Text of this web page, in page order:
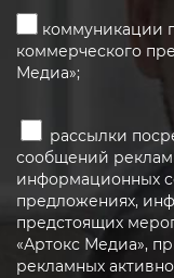
коммуникации
коммерческого
Медиа»;
рассылки
сообщений
информационных
предложениях,
предстоящих
«Артокс Медиа»,
рекламных